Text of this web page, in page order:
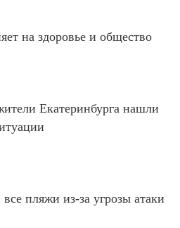
на здоровье и общество
Екатеринбурга нашли
пляжи из-за угрозы атаки